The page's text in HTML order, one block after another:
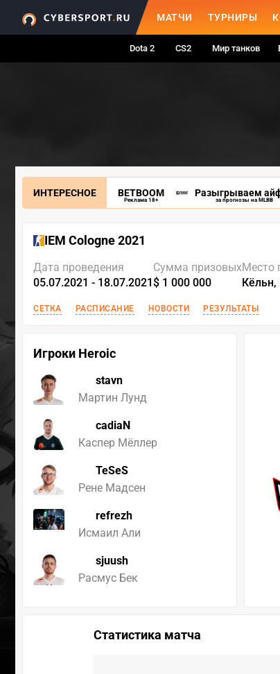
МАТЧИ ТУРНИРЫ
Dota 2 CS2 Мир танков
ИНТЕРЕСНОЕ BETBOOM
Реклама 18+
Разыгрываем
за прогнозы на MLBB
IEM Cologne 2021
Дата проведения
05.07.2021 - 18.07.2021
Сумма призовых
$ 1 000 000
Место
Кёльн,
СЕТКА РАСПИСАНИЕ НОВОСТИ РЕЗУЛЬТАТЫ
Игроки Heroic
stavn
Мартин Лунд
cadiaN
Каспер Мёллер
TeSeS
Рене Мадсен
refrezh
Исмаил Али
sjuush
Расмус Бек
Статистика матча